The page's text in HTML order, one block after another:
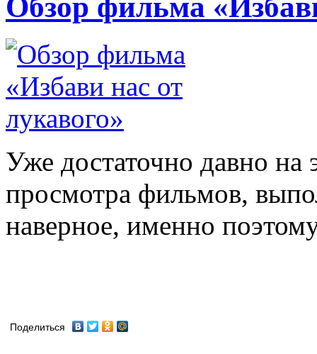
Обзор фильма
Уже достаточно давно
просмотра фильмов,
наверное, именно
Поделиться